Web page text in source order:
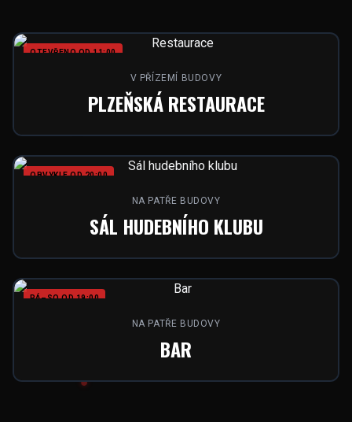
OTEVŘENO OD 11:00
V PŘÍZEMÍ BUDOVY
PLZEŇSKÁ RESTAURACE
OBVYKLE OD 20:00
NA PATŘE BUDOVY
SÁL HUDEBNÍHO KLUBU
PÁ–SO OD 19:00
NA PATŘE BUDOVY
BAR